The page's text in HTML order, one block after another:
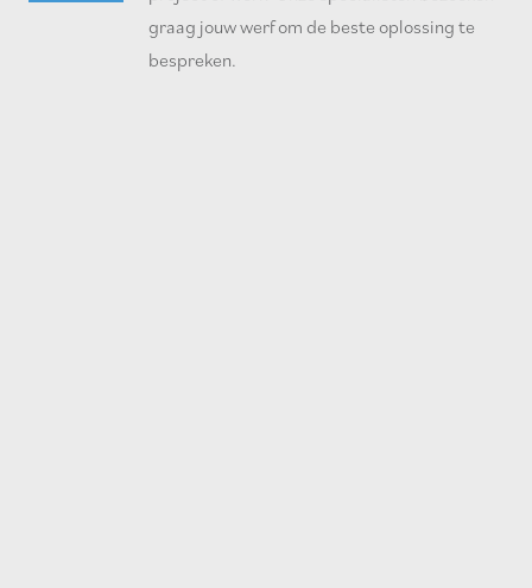
graag jouw werf om de beste oplossing te
bespreken.